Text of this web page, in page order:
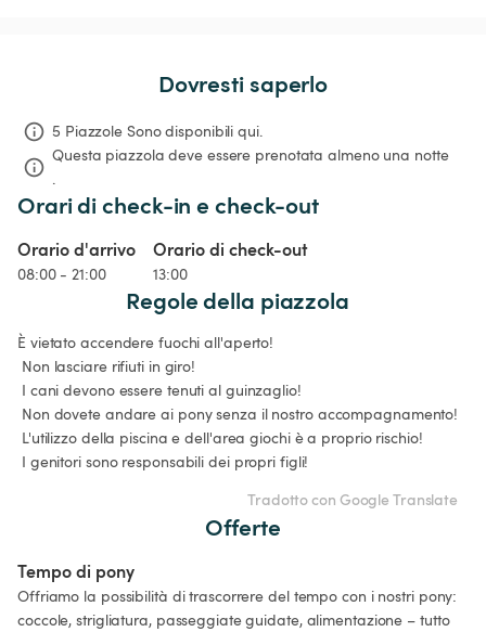
Dovresti saperlo
5 Piazzole Sono disponibili qui.
Questa piazzola deve essere prenotata almeno una notte
.
Orari di check-in e check-out
Orario d'arrivo
08:00 - 21:00
Orario di check-out
13:00
Regole della piazzola
È vietato accendere fuochi all'aperto!
Tradotto con Google Translate
Offerte
Tempo di pony
Offriamo la possibilità di trascorrere del tempo con i nostri pony:
coccole, strigliatura, passeggiate guidate, alimentazione – tutto